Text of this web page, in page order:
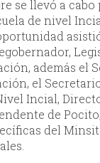
se llevó a cabo
de nivel
además el
el
Incial,
de
del